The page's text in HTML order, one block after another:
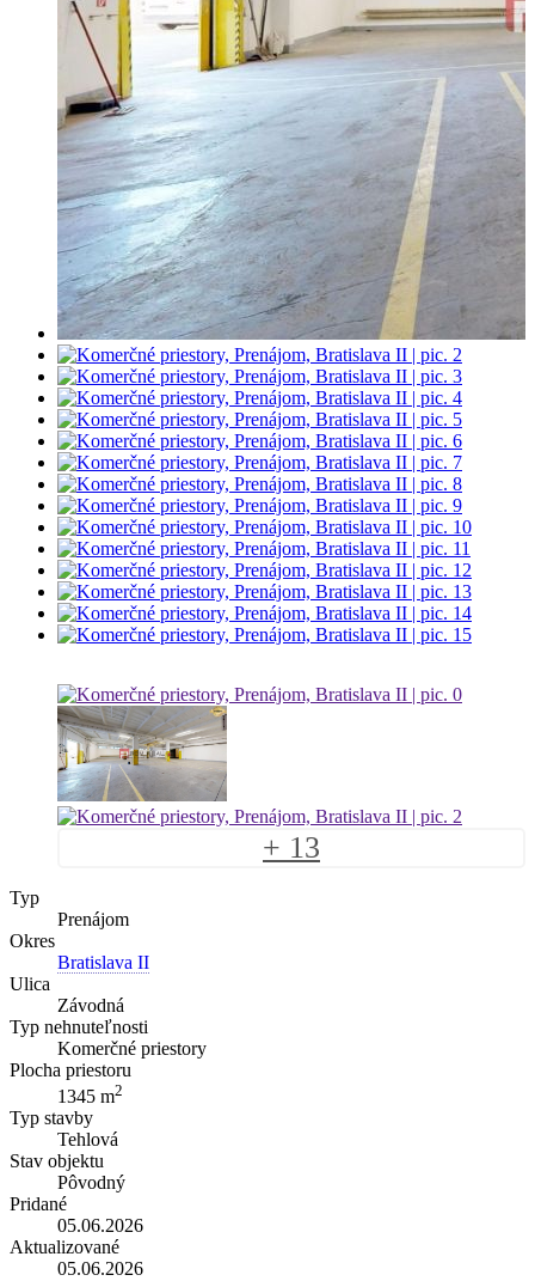
+ 13
Typ
Prenájom
Okres
Bratislava II
Ulica
Závodná
Typ nehnuteľnosti
Komerčné priestory
Plocha priestoru
1345 m2
Typ stavby
Tehlová
Stav objektu
Pôvodný
Pridané
05.06.2026
Aktualizované
05.06.2026